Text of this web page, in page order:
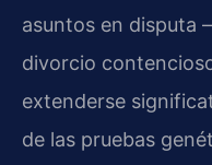
asuntos en disputa
divorcio
extenderse
de las pruebas